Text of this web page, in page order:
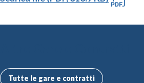
Tutte le gare e contratti